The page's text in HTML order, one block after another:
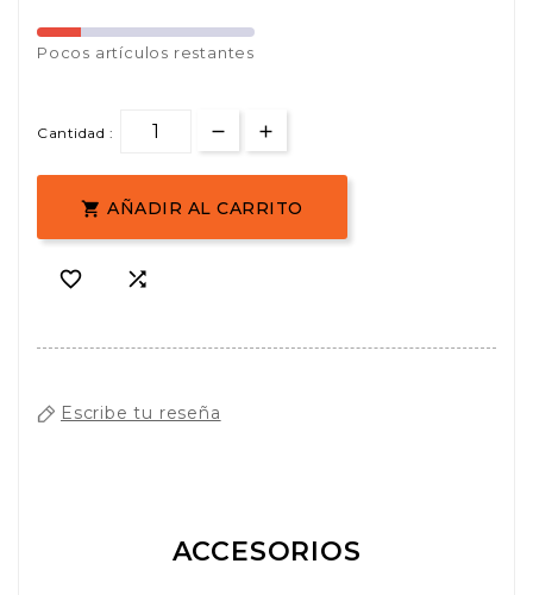
Pocos artículos restantes
Cantidad :
 AÑADIR AL CARRITO
 
Escribe tu reseña
ACCESORIOS